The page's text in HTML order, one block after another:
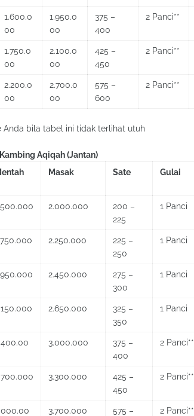
1.600.0
00
1.950.0
00
375 –
400
2 Panci**
1.750.0
00
2.100.0
00
425 –
450
2 Panci**
2.200.0
00
2.700.0
00
575 –
600
2 Panci**
Anda bila tabel ini tidak terlihat utuh
Aqiqah (Jantan)
Masak Sate Gulai
2.000.000
200 –
225
1 Panci
2.250.000
225 –
250
1 Panci
2.450.000
275 –
300
1 Panci
2.650.000
325 –
350
1 Panci
3.000.000
375 –
400
2 Panci**
3.300.000
425 –
450
2 Panci**
3.700.000
575 –
2 Panci**